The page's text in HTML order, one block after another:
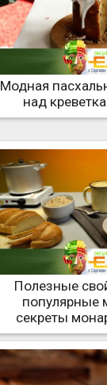
Модная
над
Полезные
популярные
секреты